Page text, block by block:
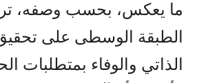
ما يعكس، بحسب وصفه،
الطبقة الوسطى على تحقيق
الذاتي والوفاء بمتطلبات